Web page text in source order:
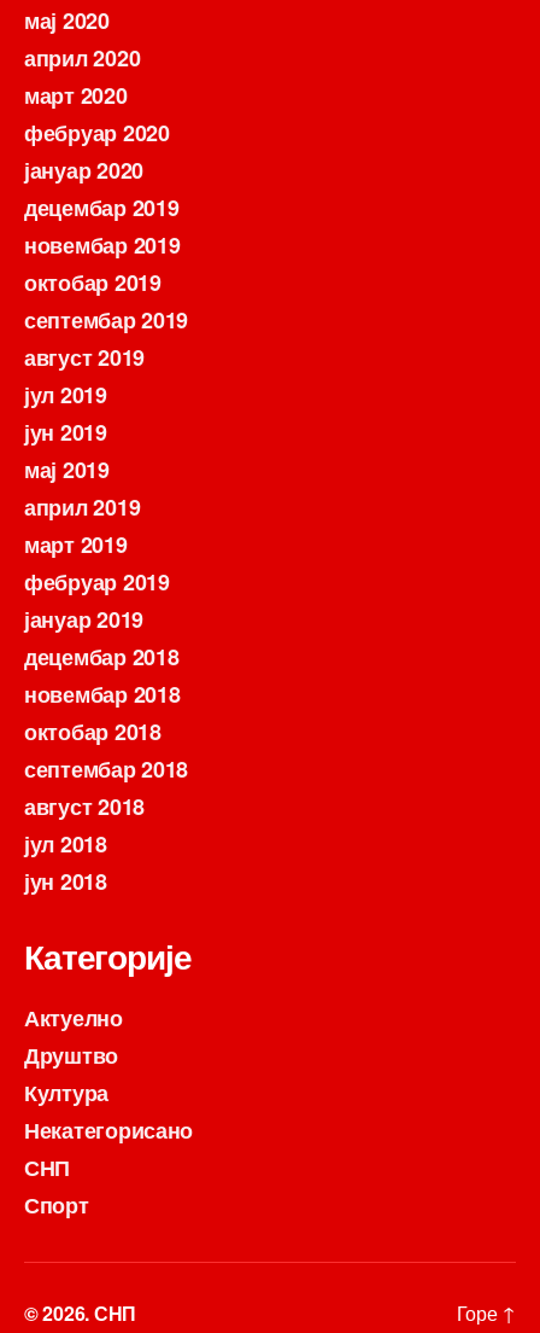
мај 2020
април 2020
март 2020
фебруар 2020
јануар 2020
децембар 2019
новембар 2019
октобар 2019
септембар 2019
август 2019
јул 2019
јун 2019
мај 2019
април 2019
март 2019
фебруар 2019
јануар 2019
децембар 2018
новембар 2018
октобар 2018
септембар 2018
август 2018
јул 2018
јун 2018
Категорије
Актуелно
Друштво
Култура
Некатегорисано
СНП
Спорт
© 2026.СНП Горе ↑